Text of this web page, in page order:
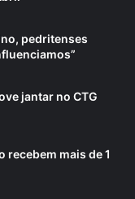
pedritenses
jantar no CTG
recebem mais de 1